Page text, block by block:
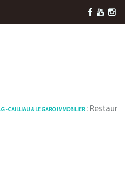
& LE GARO IMMOBILIER: Restauration